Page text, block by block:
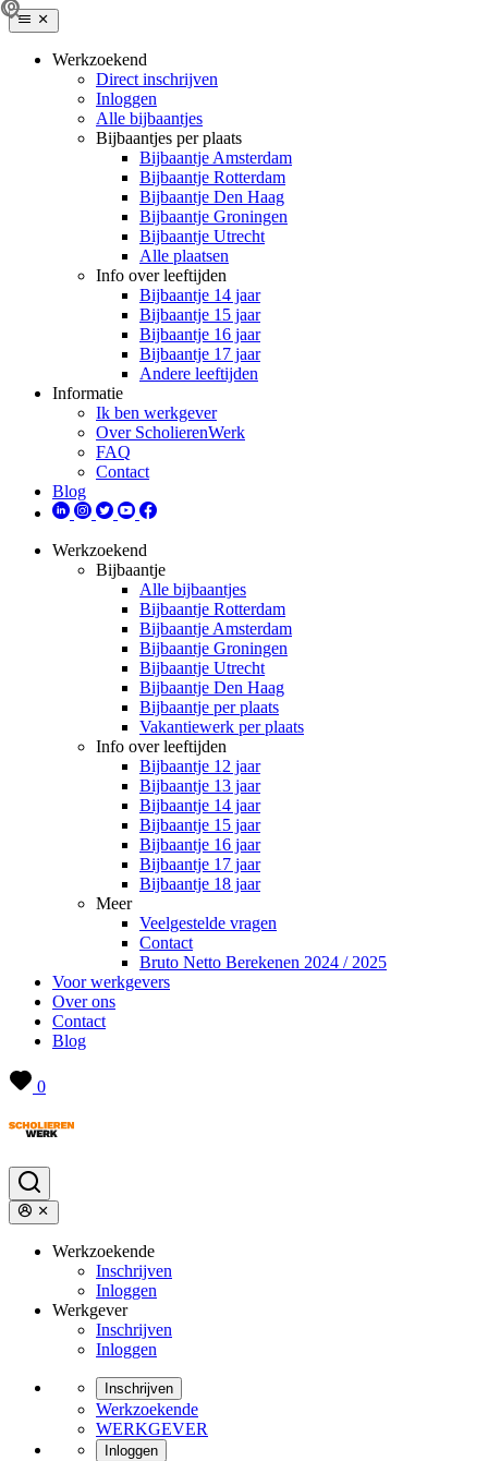
Werkzoekend
Direct inschrijven
Inloggen
Alle bijbaantjes
Bijbaantjes per plaats
Bijbaantje Amsterdam
Bijbaantje Rotterdam
Bijbaantje Den Haag
Bijbaantje Groningen
Bijbaantje Utrecht
Alle plaatsen
Info over leeftijden
Bijbaantje 14 jaar
Bijbaantje 15 jaar
Bijbaantje 16 jaar
Bijbaantje 17 jaar
Andere leeftijden
Informatie
Ik ben werkgever
Over ScholierenWerk
FAQ
Contact
Blog
Werkzoekend
Bijbaantje
Alle bijbaantjes
Bijbaantje Rotterdam
Bijbaantje Amsterdam
Bijbaantje Groningen
Bijbaantje Utrecht
Bijbaantje Den Haag
Bijbaantje per plaats
Vakantiewerk per plaats
Info over leeftijden
Bijbaantje 12 jaar
Bijbaantje 13 jaar
Bijbaantje 14 jaar
Bijbaantje 15 jaar
Bijbaantje 16 jaar
Bijbaantje 17 jaar
Bijbaantje 18 jaar
Meer
Veelgestelde vragen
Contact
Bruto Netto Berekenen 2024 / 2025
Voor werkgevers
Over ons
Contact
Blog
0
Werkzoekende
Inschrijven
Inloggen
Werkgever
Inschrijven
Inloggen
Inschrijven
Werkzoekende
WERKGEVER
Inloggen